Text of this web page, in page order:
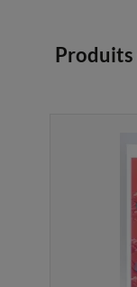
Produits